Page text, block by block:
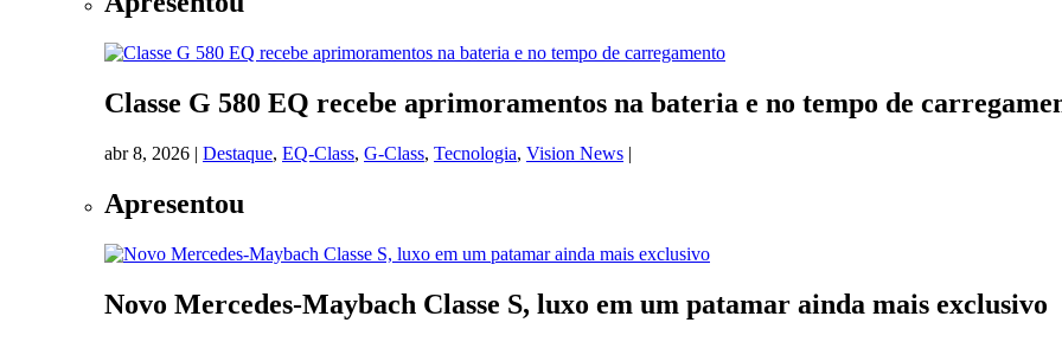
Classe G 580 EQ recebe aprimoramentos na bateria e no tempo de
abr 8, 2026 | Destaque, EQ-Class, G-Class, Tecnologia, Vision News |
Apresentou
Novo Mercedes-Maybach Classe S, luxo em um patamar ainda mais exclusivo